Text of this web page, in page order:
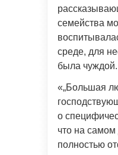
семейства
среде, для
была чуждой.
«„Большая
о
что на самом
полностью